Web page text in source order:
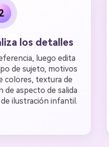
los detalles
luego edita
de sujeto, motivos
colores, textura de
de aspecto de salida
ilustración infantil.